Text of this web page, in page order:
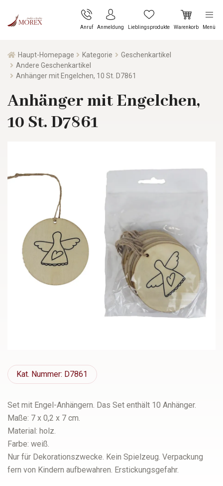
Anruf Anmeldung Lieblingsprodukte Warenkorb Menü
Haupt-Homepage Kategorie
Geschenkartikel
Andere Geschenkartikel
Anhänger mit Engelchen, 10 St. D7861
Anhänger mit Engelchen,
10 St. D7861
Kat. Nummer: D7861
Set mit Engel-Anhängern. Das Set enthält 10 Anhänger.
Maße: 7 x 0,2 x 7 cm.
Material: holz.
Farbe: weiß.
Nur für Dekorationszwecke. Kein Spielzeug. Verpackung
fern von Kindern aufbewahren. Erstickungsgefahr.